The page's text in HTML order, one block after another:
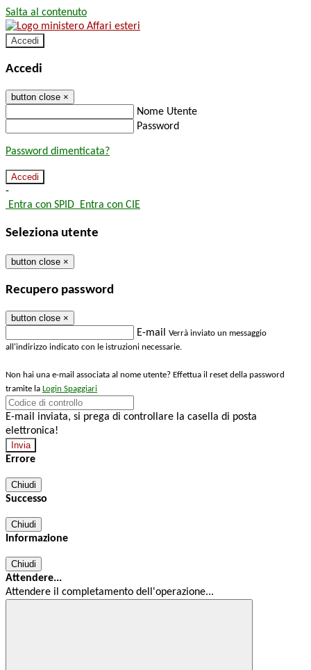
Salta al contenuto
Accedi
Accedi
button close ×
Nome Utente
Password
Password dimenticata?
-
Entra con SPID Entra con CIE
Seleziona utente
button close ×
Recupero password
button close ×
E-mail Verrà inviato un messaggio
all'indirizzo indicato con le istruzioni necessarie.
Non hai una e-mail associata al nome utente? Effettua il reset della password
tramite la Login Spaggiari
E-mail inviata, si prega di controllare la casella di posta
elettronica!
Errore
Chiudi
Successo
Chiudi
Informazione
Chiudi
Attendere...
Attendere il completamento dell'operazione...